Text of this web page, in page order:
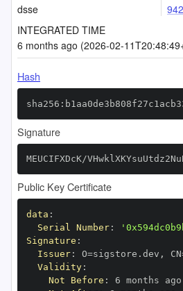
dsse
INTEGRATED TIME
6 months ago (2026-02-
Hash
Signature
MEUCIFXDcK/
Public Key Certificate
data :
Serial Number:
Signature :
Issuer: O=sigstore.dev ,
Validity:
Not Before : 6 months